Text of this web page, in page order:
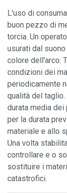
L'uso di
buon pezzo di
torcia. Un
usurati dal
colore dell'arco.
condizioni dei
periodicamente
qualità del
durata media
per la durata
materiale e allo
Una volta
controllare e o
sostituire i
catastrofici.